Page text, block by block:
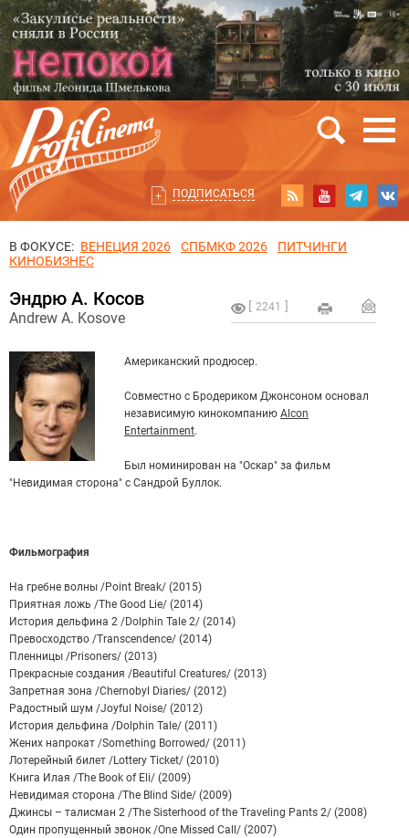
ПОДПИСАТЬСЯ
В ФОКУСЕ: ВЕНЕЦИЯ 2026 СПБМКФ 2026
ПИТЧИНГИ
КИНОБИЗНЕС
2241
Эндрю А. Косов
Andrew A. Kosove
Американский продюсер.
Совместно с Бродериком Джонсоном основал
независимую кинокомпанию Alcon
Entertainment.
Был номинирован на "Оскар" за фильм
"Невидимая сторона" с Сандрой Буллок.
Фильмография
На гребне волны /Point Break/ (2015)
Приятная ложь /The Good Lie/ (2014)
История дельфина 2 /Dolphin Tale 2/ (2014)
Превосходство /Transcendence/ (2014)
Пленницы /Prisoners/ (2013)
Прекрасные создания /Beautiful Creatures/ (2013)
Запретная зона /Chernobyl Diaries/ (2012)
Радостный шум /Joyful Noise/ (2012)
История дельфина /Dolphin Tale/ (2011)
Жених напрокат /Something Borrowed/ (2011)
Лотерейный билет /Lottery Ticket/ (2010)
Книга Илая /The Book of Eli/ (2009)
Невидимая сторона /The Blind Side/ (2009)
Джинсы – талисман 2 /The Sisterhood of the Traveling Pants 2/ (2008)
Один пропущенный звонок /One Missed Call/ (2007)